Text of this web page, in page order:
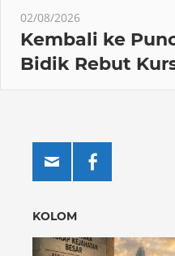
02/08/2026
Kembali ke
Bidik Rebut
KOLOM